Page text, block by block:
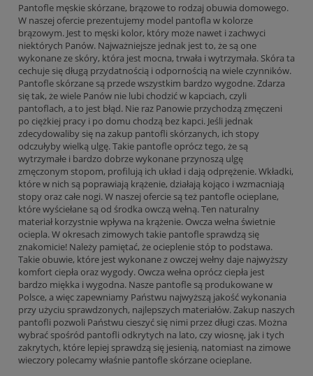
Pantofle męskie skórzane, brązowe to rodzaj obuwia domowego.
W naszej ofercie prezentujemy model pantofla w kolorze
brązowym. Jest to męski kolor, który może nawet i zachwyci
niektórych Panów. Najważniejsze jednak jest to, że są one
wykonane ze skóry, która jest mocna, trwała i wytrzymała. Skóra ta
cechuje się długą przydatnością i odpornością na wiele czynników.
Pantofle skórzane są przede wszystkim bardzo wygodne. Zdarza
się tak, że wiele Panów nie lubi chodzić w kapciach, czyli
pantoflach, a to jest błąd. Nie raz Panowie przychodzą zmęczeni
po ciężkiej pracy i po domu chodzą bez kapci. Jeśli jednak
zdecydowaliby się na zakup pantofli skórzanych, ich stopy
odczułyby wielką ulgę. Takie pantofle oprócz tego, że są
wytrzymałe i bardzo dobrze wykonane przynoszą ulgę
zmęczonym stopom, profilują ich układ i dają odprężenie. Wkładki,
które w nich są poprawiają krążenie, działają kojąco i wzmacniają
stopy oraz całe nogi. W naszej ofercie są też pantofle ocieplane,
które wyściełane są od środka owczą wełną. Ten naturalny
materiał korzystnie wpływa na krążenie. Owcza wełna świetnie
ociepla. W okresach zimowych takie pantofle sprawdzą się
znakomicie! Należy pamiętać, że ocieplenie stóp to podstawa.
Takie obuwie, które jest wykonane z owczej wełny daje najwyższy
komfort ciepła oraz wygody. Owcza wełna oprócz ciepła jest
bardzo miękka i wygodna. Nasze pantofle są produkowane w
Polsce, a więc zapewniamy Państwu najwyższą jakość wykonania
przy użyciu sprawdzonych, najlepszych materiałów. Zakup naszych
pantofli pozwoli Państwu cieszyć się nimi przez długi czas. Można
wybrać spośród pantofli odkrytych na lato, czy wiosnę, jak i tych
zakrytych, które lepiej sprawdzą się jesienią, natomiast na zimowe
wieczory polecamy właśnie pantofle skórzane ocieplane.